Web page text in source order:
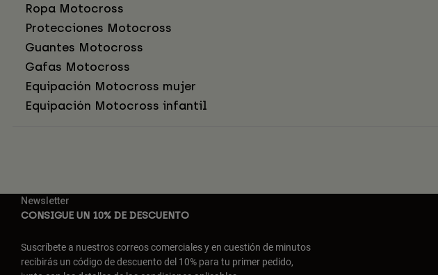
Ropa Motocross
Protecciones Motocross
Guantes Motocross
Gafas Motocross
Equipación Motocross mujer
Equipación Motocross infantil
Newsletter
CONSIGUE UN 10% DE DESCUENTO
Suscríbete a nuestros correos comerciales y en cuestión de minutos
recibirás un código de descuento del 10% para tu primer pedido,